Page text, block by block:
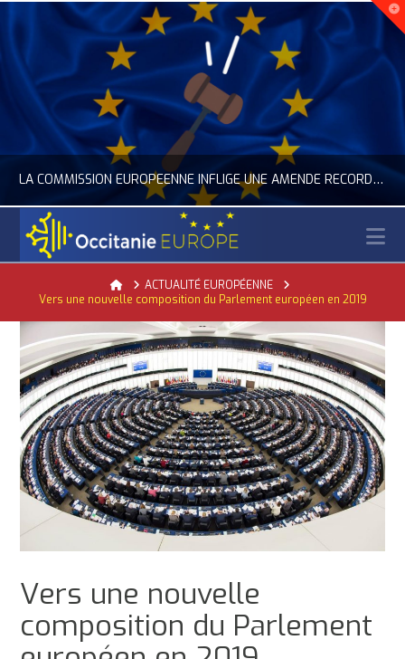
LA COMMISSION EUROPÉENNE INFLIGE UNE AMENDE RECORD À GOOGLE
ACTUALITÉ DE L'UNION EUROPÉENNE, ACTUALITÉ DE LA REPRÉSENTATION D’OCCITANIE EUROPE, NUMÉRIQUE- DIGITAL
JUILLET 24, 2026
HomeACTUALITÉ EUROPÉENNE
Vers une nouvelle composition du Parlement européen en 2019
Vers une nouvelle
composition du Parlement